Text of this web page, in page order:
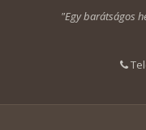
"Egy barátságos